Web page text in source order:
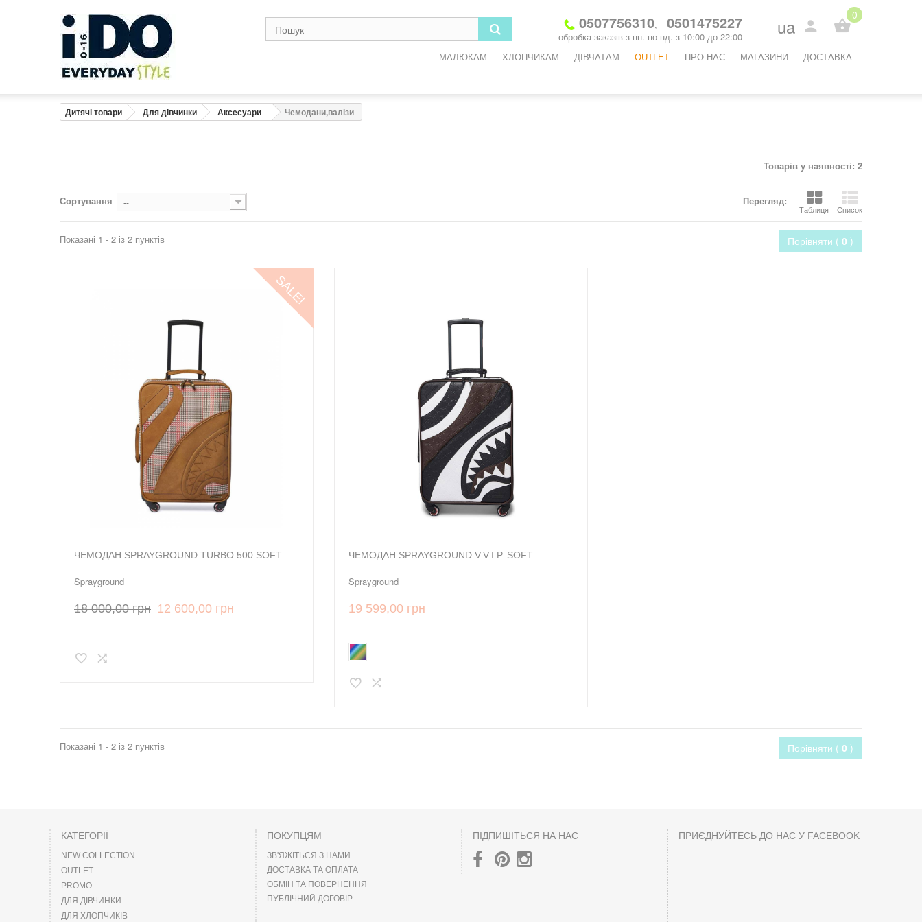
0507756310, 0501475227
обробка заказів з пн. по нд. з 10:00 до 22:00
0
ua
МАЛЮКАМ ХЛОПЧИКАМ ДІВЧАТАМ OUTLET ПРО НАС МАГАЗИНИ ДОСТАВКА
Дитячі товари Для дівчинки Аксесуари Чемодани,валізи
Товарів у наявності: 2
Перегляд:
Таблиця Список
Сортування --
Порівняти ( 0 )
Показані 1 - 2 із 2 пунктів
SALE!
ЧЕМОДАН SPRAYGROUND TURBO 500 SOFT
Sprayground
18 000,00 грн 12 600,00 грн
ЧЕМОДАН SPRAYGROUND V.V.I.P. SOFT
Sprayground
19 599,00 грн
Порівняти ( 0 )
Показані 1 - 2 із 2 пунктів
КАТЕГОРІЇ
NEW COLLECTION
OUTLET
PROMO
ДЛЯ ДІВЧИНКИ
ДЛЯ ХЛОПЧИКІВ
ПОКУПЦЯМ
ЗВ'ЯЖІТЬСЯ З НАМИ
ДОСТАВКА ТА ОПЛАТА
ОБМІН ТА ПОВЕРНЕННЯ
ПУБЛІЧНИЙ ДОГОВІР
ПІДПИШІТЬСЯ НА НАС ПРИЄДНУЙТЕСЬ ДО НАС У FACEBOOK